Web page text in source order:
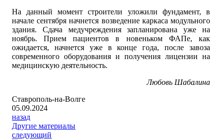
На данный момент строители уложили фундамент, в
начале сентября начнется возведение каркаса модульного
здания. Сдача медучреждения запланирована уже на
ноябрь. Прием пациентов в новеньком ФАПе, как
ожидается, начнется уже в конце года, после завоза
современного оборудования и получения лицензии на
медицинскую деятельность.
Любовь Шабалина
Ставрополь-на-Волге
05.09.2024
назад
Другие материалы
следующий